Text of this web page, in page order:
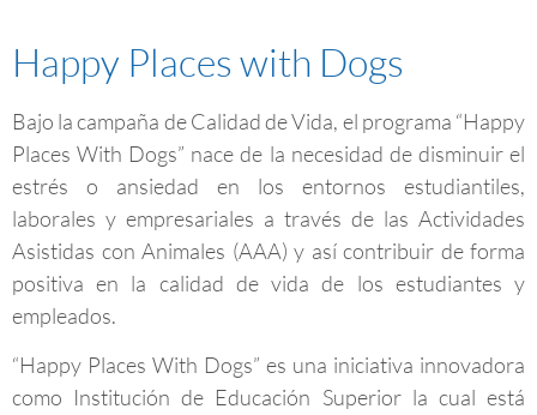
Happy Places with Dogs
Bajo la campaña de Calidad de Vida, el programa “Happy
Places With Dogs” nace de la necesidad de disminuir el
estrés o ansiedad en los entornos estudiantiles,
laborales y empresariales a través de las Actividades
Asistidas con Animales (AAA) y así contribuir de forma
positiva en la calidad de vida de los estudiantes y
empleados.
“Happy Places With Dogs” es una iniciativa innovadora
como Institución de Educación Superior la cual está